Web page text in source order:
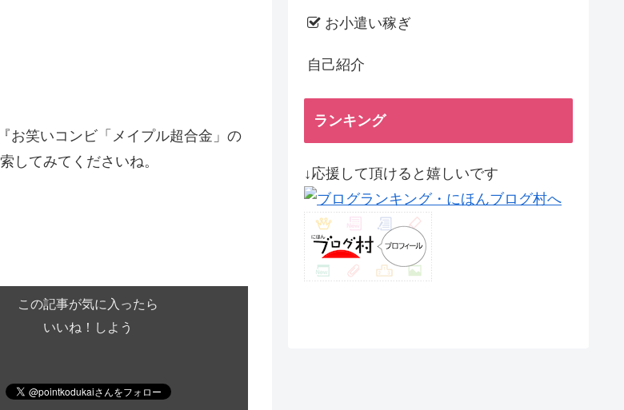
お笑いコンビ「メイプル超合金」の
してみてくださいね。
この記事が気に入ったら
いいね！しよう
お小遣い稼ぎ
自己紹介
ランキング
↓応援して頂けると嬉しいです